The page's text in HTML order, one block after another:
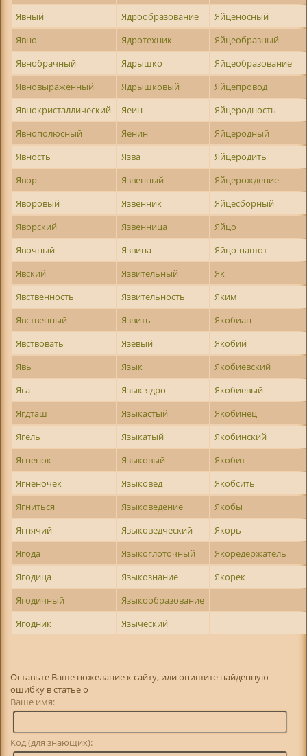
Явный
Ядрообразование
Яйценосный
Явно
Ядротехник
Яйцеобразный
Явнобрачный
Ядрышко
Яйцеобразование
Явновыраженный
Ядрышковый
Яйцепровод
Явнокристаллический
Яеин
Яйцеродность
Явнополюсный
Яенин
Яйцеродный
Явность
Язва
Яйцеродить
Явор
Язвенный
Яйцерождение
Яворовый
Язвенник
Яйцесборный
Яворский
Язвенница
Яйцо
Явочный
Язвина
Яйцо-пашот
Явский
Язвительный
Як
Явственность
Язвительность
Яким
Явственный
Язвить
Якобиан
Явствовать
Язевый
Якобий
Явь
Язык
Якобиевский
Яга
Язык-ядро
Якобиевый
Ягдташ
Языкастый
Якобинец
Ягель
Языкатый
Якобинский
Ягненок
Языковый
Якобит
Ягненочек
Языковед
Якобсить
Ягниться
Языковедение
Якобы
Ягнячий
Языковедческий
Якорь
Ягода
Языкоглоточный
Якоредержатель
Ягодица
Языкознание
Якорек
Ягодичный
Языкообразование
Ягодник
Языческий
Оставьте Ваше пожелание к сайту, или опишите найденную
ошибку в статье о
Ваше имя:
Код (для знающих):